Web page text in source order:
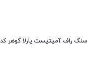
سنگ راف آمیتیست پارلا گوهر کد 6363